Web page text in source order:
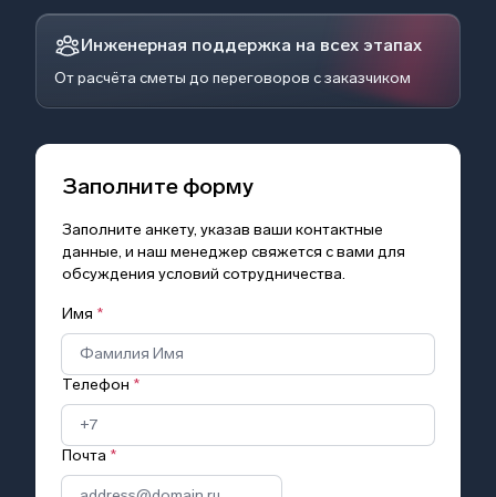
Инженерная поддержка на всех этапах
От расчёта сметы до переговоров с заказчиком
Заполните форму
Заполните анкету, указав ваши контактные
данные, и наш менеджер свяжется с вами для
обсуждения условий сотрудничества.
Имя *
Телефон *
Почта *